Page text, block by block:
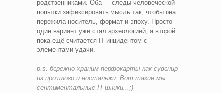
родственниками. Оба — следы человеческой
попытки зафиксировать мысль так, чтобы она
пережила носитель, формат и эпоху. Просто
один вариант уже стал археологией, а второй
пока ещё считается IT-инцидентом с
элементами удачи.
p.s. бережно храним перфокарты как сувенир
из прошлого и ностальжи. Вот такие мы
сентиментальные IT-шники...;)